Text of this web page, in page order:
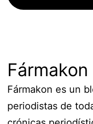
Fármakon es un
periodistas de